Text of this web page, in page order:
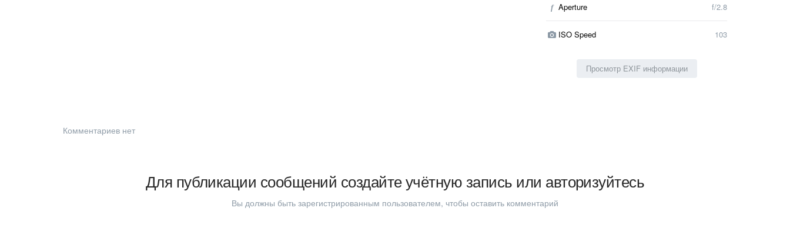
f Aperture f/2.8
ISO Speed 103
Просмотр EXIF информации
Комментариев нет
Для публикации сообщений создайте учётную запись или авторизуйтесь
Вы должны быть зарегистрированным пользователем, чтобы оставить комментарий